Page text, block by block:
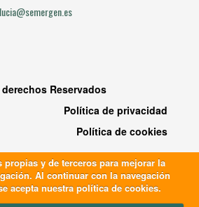
Reservados
Política de privacidad
Política de cookies
propias y de terceros para mejorar la
Al continuar con la navegación
acepta nuestra política de cookies.